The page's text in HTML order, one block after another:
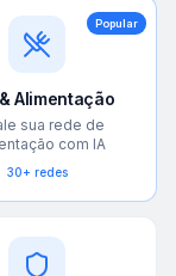
Popular
Alimentação
sua rede de
com IA
30+ redes